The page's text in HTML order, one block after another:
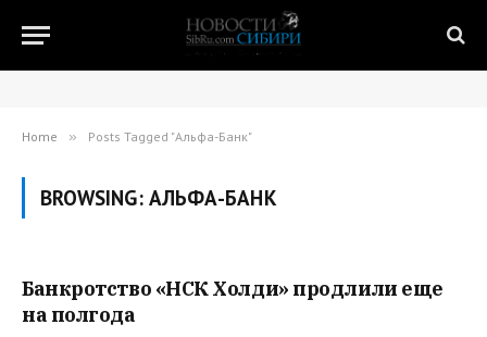
Home » Posts Tagged "Альфа-Банк"
BROWSING: АЛЬФА-БАНК
Банкротство «НСК Холди» продлили еще
на полгода